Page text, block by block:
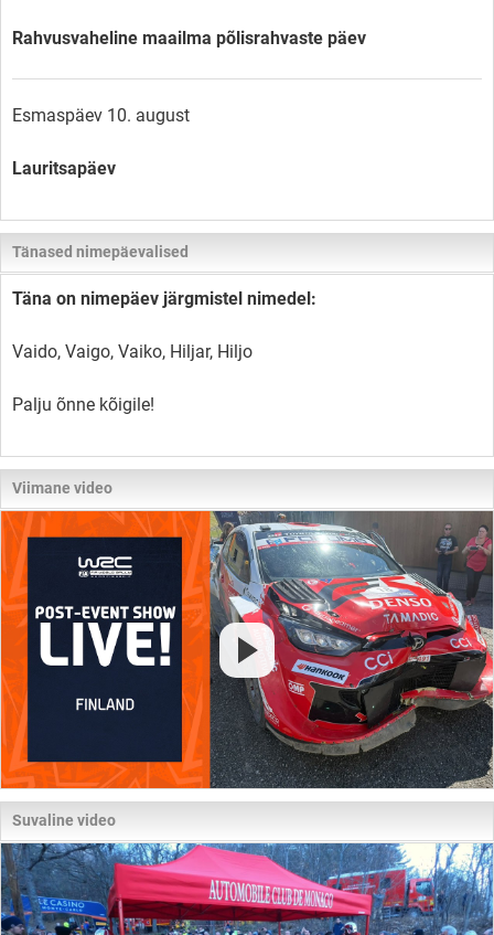
Rahvusvaheline maailma põlisrahvaste päev
Esmaspäev 10. august
Lauritsapäev
Tänased nimepäevalised
Täna on nimepäev järgmistel nimedel:
Vaido, Vaigo, Vaiko, Hiljar, Hiljo
Palju õnne kõigile!
Viimane video
Suvaline video